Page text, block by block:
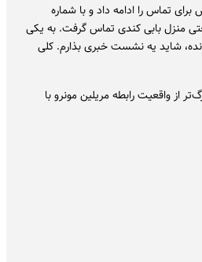
تماس را ادامه داد و با شماره‌
منزل بابی کندی تماس گرفت. به یکی
شاید یه نشست خبری بذارم. کلی
از واقعیت رابطه‌ مریلین مونرو با